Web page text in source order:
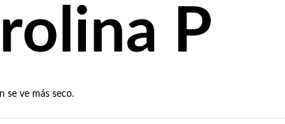
P
se ve más seco.